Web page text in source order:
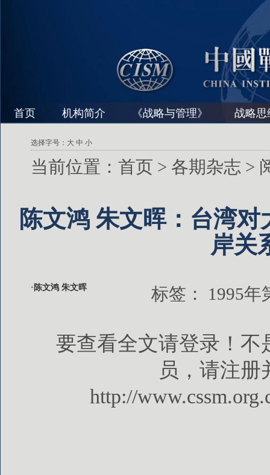
首页 机构简介 《战略与管理》 战略思
选择字号： 大 中 小
当前位置： 首页 > 各期杂志 >
陈文鸿 朱文晖：台湾
岸关
·陈文鸿 朱文晖 标签： 1995年
要查看全文请登录！不
员，请注册
http://